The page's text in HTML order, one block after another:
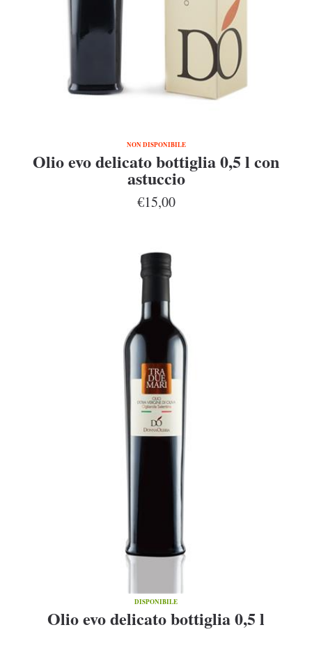
NON DISPONIBILE
Olio evo delicato bottiglia 0,5 l con
astuccio
€15,00
DISPONIBILE
Olio evo delicato bottiglia 0,5 l